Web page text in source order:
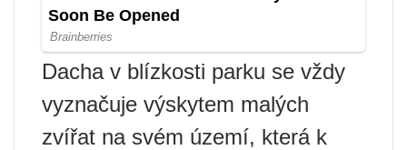
Dacha v blízkosti parku se vždy
vyznačuje výskytem malých
zvířat na svém území, která k